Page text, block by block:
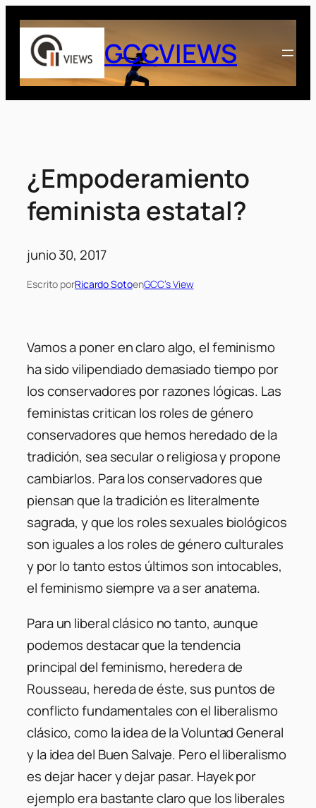
Saltar
contenido
GCCVIEWS
¿Empoderamiento
feminista estatal?
junio 30, 2017
Escrito porRicardo SotoenGCC’s View
Vamos a poner en claro algo, el feminismo
ha sido vilipendiado demasiado tiempo por
los conservadores por razones lógicas. Las
feministas critican los roles de género
conservadores que hemos heredado de la
tradición, sea secular o religiosa y propone
cambiarlos. Para los conservadores que
piensan que la tradición es literalmente
sagrada, y que los roles sexuales biológicos
son iguales a los roles de género culturales
y por lo tanto estos últimos son intocables,
el feminismo siempre va a ser anatema.
Para un liberal clásico no tanto, aunque
podemos destacar que la tendencia
principal del feminismo, heredera de
Rousseau, hereda de éste, sus puntos de
conflicto fundamentales con el liberalismo
clásico, como la idea de la Voluntad General
y la idea del Buen Salvaje. Pero el liberalismo
es dejar hacer y dejar pasar. Hayek por
ejemplo era bastante claro que los liberales